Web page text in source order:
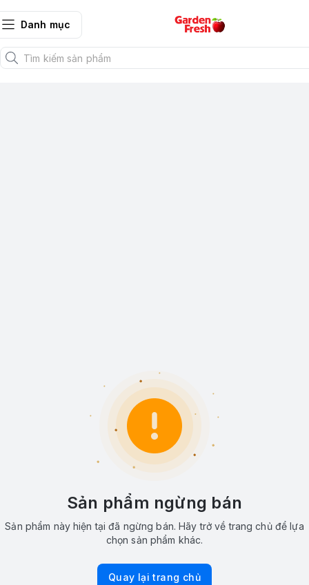
Danh mục
Sản phẩm ngừng bán
Sản phẩm này hiện tại đã ngừng bán. Hãy trở về trang chủ để lựa
chọn sản phẩm khác.
Quay lại trang chủ